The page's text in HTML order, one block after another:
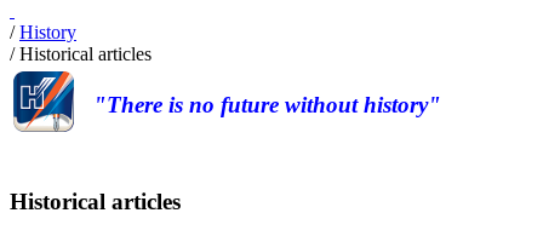
/History
/Historical articles
"There is no future without history"
Historical articles